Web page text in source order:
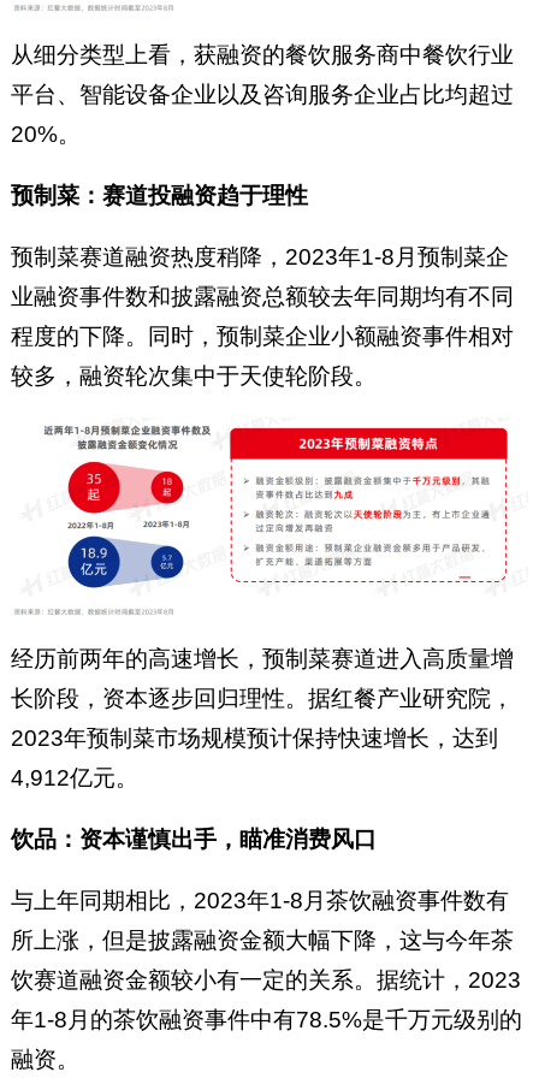
从细分类型上看，获融资的餐饮服务商中餐饮行业
平台、智能设备企业以及咨询服务企业占比均超过
20%。
预制菜：赛道投融资趋于理性
预制菜赛道融资热度稍降，2023年1-8月预制菜企
业融资事件数和披露融资总额较去年同期均有不同
程度的下降。同时，预制菜企业小额融资事件相对
较多，融资轮次集中于天使轮阶段。
经历前两年的高速增长，预制菜赛道进入高质量增
长阶段，资本逐步回归理性。据红餐产业研究院，
2023年预制菜市场规模预计保持快速增长，达到
4,912亿元。
饮品：资本谨慎出手，瞄准消费风口
与上年同期相比，2023年1-8月茶饮融资事件数有
所上涨，但是披露融资金额大幅下降，这与今年茶
饮赛道融资金额较小有一定的关系。据统计，2023
年1-8月的茶饮融资事件中有78.5%是千万元级别的
融资。